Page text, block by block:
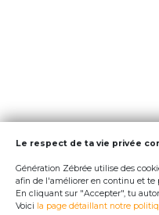
Le respect de ta vie privée
Génération Zébrée utilise des
afin de l'améliorer en continu et te
En cliquant sur "Accepter", tu
Voici la page détaillant notre